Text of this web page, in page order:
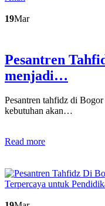
19Mar
Pesantren
menjadi…
Pesantren tahfidz di
kebutuhan akan…
Read more